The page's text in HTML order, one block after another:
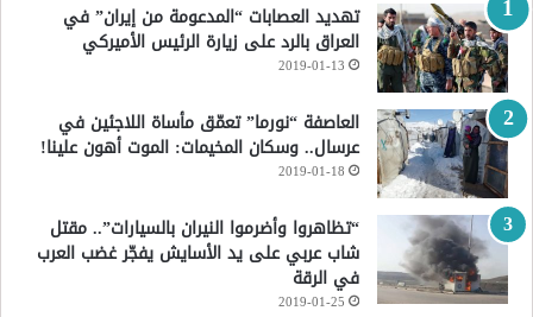
تهديد العصابات “المدعومة من إيران” في
العراق بالرد على زيارة الرئيس الأميركي
2019-01-13
العاصفة “نورما” تعمّق مأساة اللاجئين في
عرسال.. وسكان المخيمات: الموت أهون علينا!
2019-01-18
“تظاهروا وأضرموا النيران بالسيارات”.. مقتل
شاب عربي على يد الأسايش يفجّر غضب العرب
في الرقة
2019-01-25